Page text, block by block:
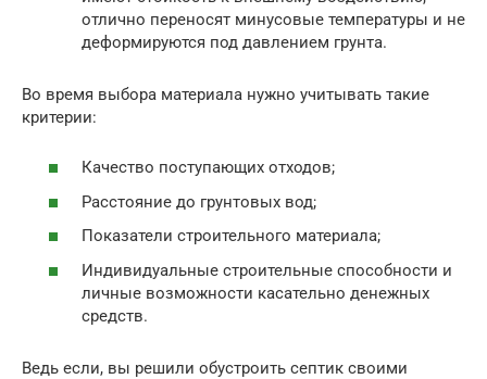
отлично переносят минусовые температуры и не
деформируются под давлением грунта.
Во время выбора материала нужно учитывать такие
критерии:
Качество поступающих отходов;
Расстояние до грунтовых вод;
Показатели строительного материала;
Индивидуальные строительные способности и
личные возможности касательно денежных
средств.
Ведь если, вы решили обустроить септик своими